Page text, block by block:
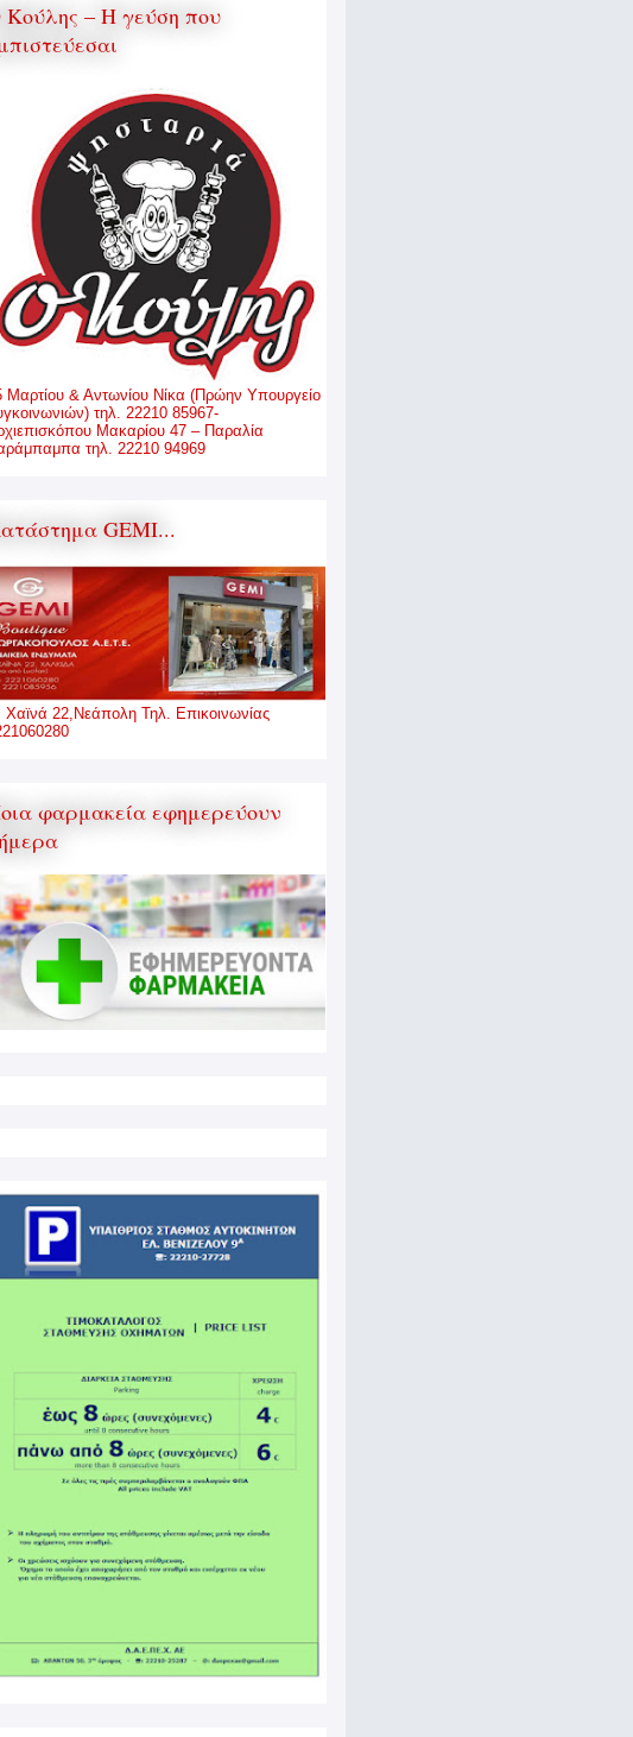
– Η γεύση που
Μαρτίου & Αντωνίου Νίκα (Πρώην Υπουργείο
τηλ. 22210 85967-
Μακαρίου 47 – Παραλία
τηλ. 22210 94969
GEMI...
22,Νεάπολη Τηλ. Επικοινωνίας
φαρμακεία εφημερεύουν